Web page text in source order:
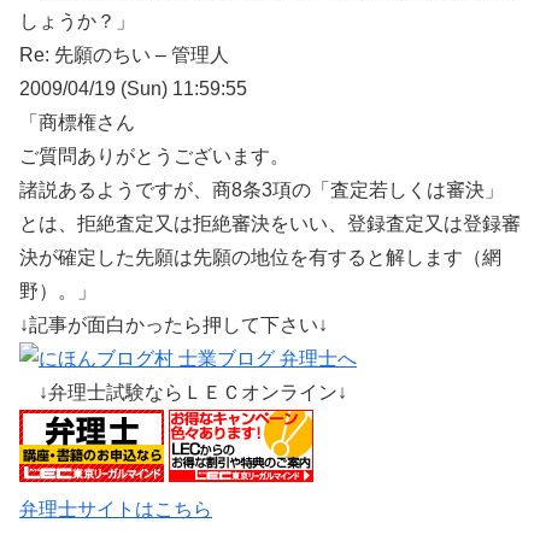
しょうか？」
Re: 先願のちい – 管理人
2009/04/19 (Sun) 11:59:55
「商標権さん
ご質問ありがとうございます。
諸説あるようですが、商8条3項の「査定若しくは審決」
とは、拒絶査定又は拒絶審決をいい、登録査定又は登録審
決が確定した先願は先願の地位を有すると解します（網
野）。」
↓記事が面白かったら押して下さい↓
↓弁理士試験ならＬＥＣオンライン↓
弁理士サイトはこちら